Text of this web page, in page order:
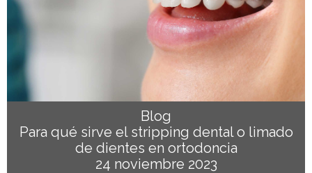
Blog
Para qué sirve el stripping dental o limado
de dientes en ortodoncia
24 noviembre 2023